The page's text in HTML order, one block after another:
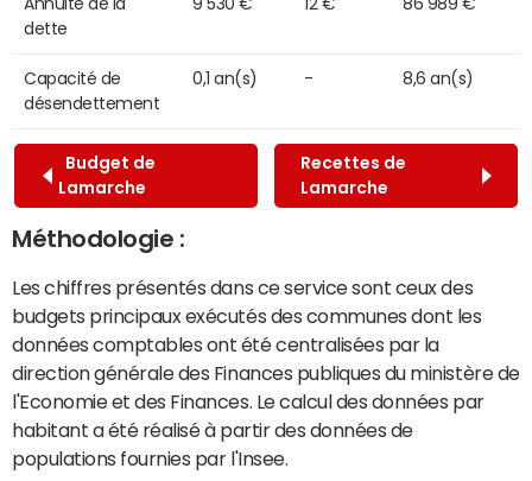
dette
Capacité de
désendettement
0,1 an(s) - 8,6 an(s)
Budget de
Lamarche
Recettes de
Lamarche
Méthodologie :
Les chiffres présentés dans ce service sont ceux des
budgets principaux exécutés des communes dont les
données comptables ont été centralisées par la
direction générale des Finances publiques du ministère de
l'Economie et des Finances. Le calcul des données par
habitant a été réalisé à partir des données de
populations fournies par l'Insee.